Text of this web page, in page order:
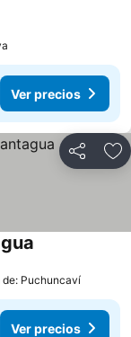
Ver precios
Compartir
de: Puchuncaví
Ver precios